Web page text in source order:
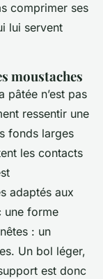
comprimer ses
lui servent
moustaches
pâtée n’est pas
ressentir une
fonds larges
les contacts
adaptés aux
une forme
: un
Un bol léger,
est donc